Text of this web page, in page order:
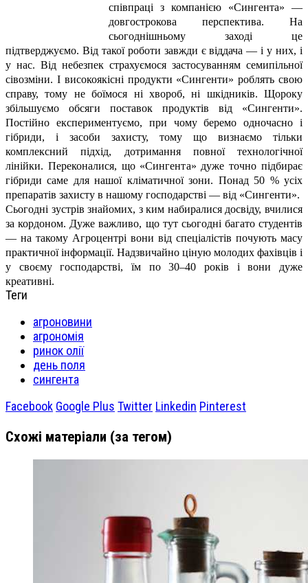
співпраці з компанією «Сингента» —
довгострокова перспектива. На
сьогоднішньому заході це
підтверджуємо. Від такої роботи завжди є віддача — і у них, і
у нас. Від небезпек страхуємося застосуванням семипільної
сівозміни. І високоякісні продукти «Сингенти» роблять свою
справу, тому не боїмося ні хвороб, ні шкідників. Щороку
збільшуємо обсяги поставок продуктів від «Сингенти».
Постійно експериментуємо, при чому беремо одночасно і
гібриди, і засоби захисту, тому що визнаємо тільки
комплексний підхід, дотримання повної технологічної
лінійки. Переконалися, що «Сингента» дуже точно підбирає
гібриди саме для нашої кліматичної зони. Понад 50 % усіх
препаратів захисту в нашому господарстві — від «Сингенти».
Сьогодні зустрів знайомих, з ким набиралися досвіду, вчилися
за кордоном. Дуже важливо, що тут сьогодні багато студентів
— на такому Агроцентрі вони від спеціалістів почують масу
практичної інформації. Надзвичайно ціную молодих фахівців і
у своєму господарстві, їм по 30–40 років і вони дуже
креативні.
Теги
агроновини
агрономія
ринок олії
день поля
сингента
Facebook Google Plus Twitter Linkedin Pinterest
Схожі матеріали (за тегом)